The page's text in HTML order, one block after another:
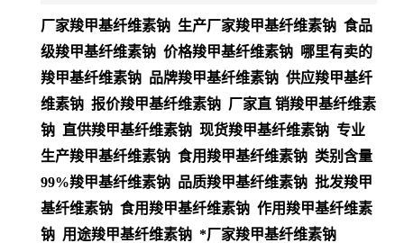
厂家羧甲基纤维素钠 生产厂家羧甲基纤维素钠 食品
级羧甲基纤维素钠 价格羧甲基纤维素钠 哪里有卖的
羧甲基纤维素钠 品牌羧甲基纤维素钠 供应羧甲基纤
维素钠 报价羧甲基纤维素钠 厂家直 销羧甲基纤维素
钠 直供羧甲基纤维素钠 现货羧甲基纤维素钠 专业
生产羧甲基纤维素钠 食用羧甲基纤维素钠 类别含量
99%羧甲基纤维素钠 品质羧甲基纤维素钠 批发羧甲
基纤维素钠 食用羧甲基纤维素钠 作用羧甲基纤维素
钠 用途羧甲基纤维素钠 *厂家羧甲基纤维素钠